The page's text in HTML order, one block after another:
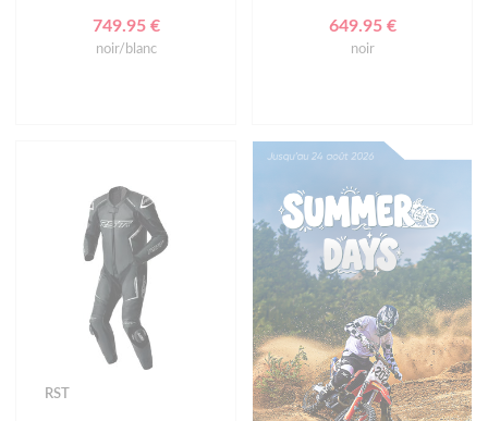
749.95 €
noir/blanc
649.95 €
noir
RST